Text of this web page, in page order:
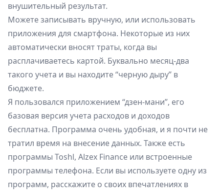
внушительный результат.
Можете записывать вручную, или использовать
приложения для смартфона. Некоторые из них
автоматически вносят траты, когда вы
расплачиваетесь картой. Буквально месяц-два
такого учета и вы находите “черную дыру” в
бюджете.
Я пользовался приложением “дзен-мани”, его
базовая версия учета расходов и доходов
бесплатна. Программа очень удобная, и я почти не
тратил время на внесение данных. Также есть
программы Toshl, Alzex Finance или встроенные
программы телефона. Если вы используете одну из
программ, расскажите о своих впечатлениях в